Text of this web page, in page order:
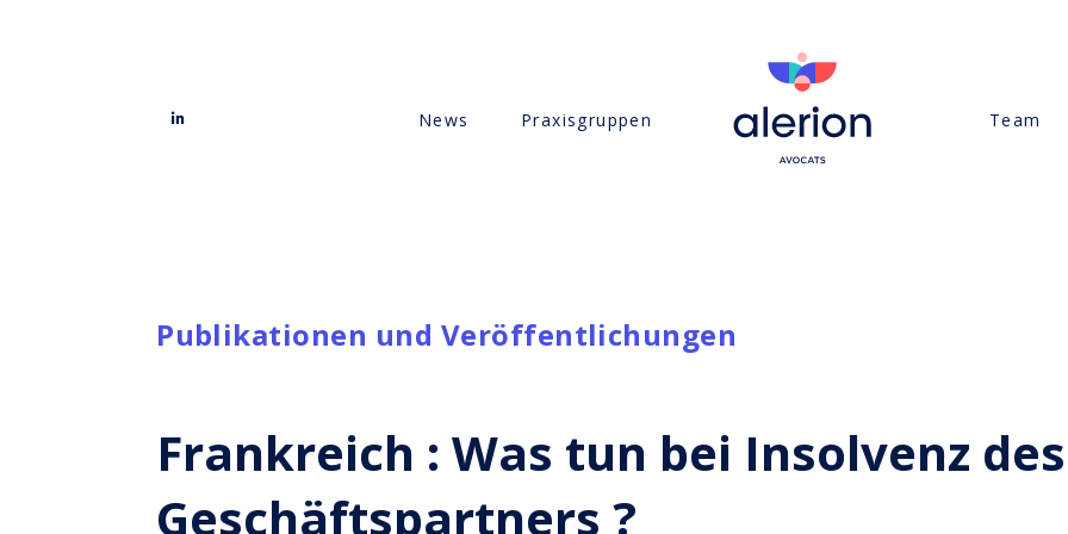
News Praxisgruppen Team
Publikationen und Veröffentlichungen
Frankreich : Was tun bei Insolvenz des
Geschäftspartners ?